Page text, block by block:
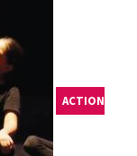
ACTION